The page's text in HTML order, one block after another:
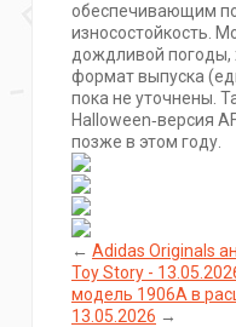
обеспечивающим
износостойкость.
дождливой погоды,
формат выпуска
пока не уточнены.
Halloween‑версия
позже в этом году.
← Adidas Originals
Toy Story -
модель 1906A в
13.05.2026 →